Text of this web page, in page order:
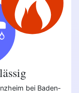
bei Baden-